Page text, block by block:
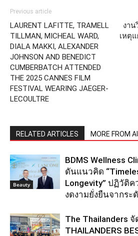
Previous article
LAURENT LAFITTE, TRAMELL
TILLMAN, MICHEAL WARD,
DIALA MAKKI, ALEXANDER
JOHNSON AND BENEDICT
CUMBERBATCH ATTENDED
THE 2025 CANNES FILM
FESTIVAL WEARING JAEGER-
LECOULTRE
งา
เหตุ
RELATED ARTICLES MORE FROM
Beauty
BDMS Wellness
ดันแนวคิด
Longevity” ปฏิวัติ
งดงามยั่งยืนจากระ
The Thailanders จั
THAILANDERS